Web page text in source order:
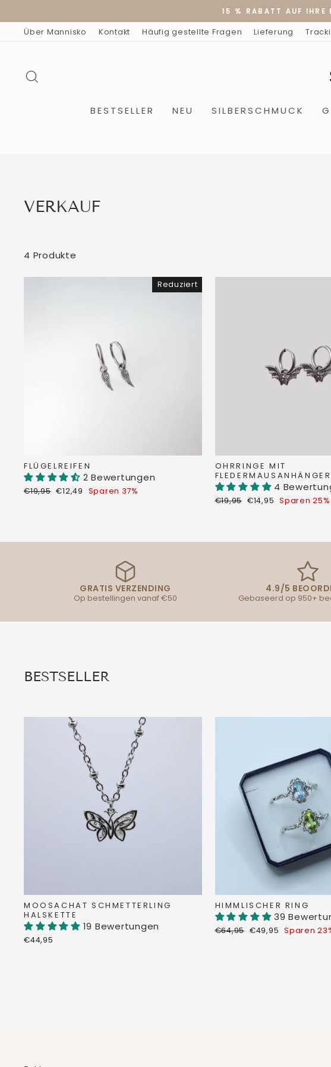
Inhalt
15 % RABATT AUF IHRE
Über Mannisko Kontakt Häufig gestellte Fragen Lieferung
BESTSELLER NEU SILBERSCHMUCK
VERKAUF
4 Produkte
Reduziert
FLÜGELREIFEN
2 Bewertungen
Normaler
€19,95 Sonderpreis
€12,49 Sparen 37%
OHRRINGE MIT
FLEDERMAUSANHÄNGER
4
Normaler
€19,95 Sonderpreis
€14,95 Sparen 25%
GRATIS VERZENDING
Op bestellingen vanaf €50
4.9/5
Gebaseerd op 950+
BESTSELLER
MOOSACHAT SCHMETTERLING
HALSKETTE
19 Bewertungen
€44,95
HIMMLISCHER RING
39
Normaler
€64,95 Sonderpreis
€49,95 Sparen